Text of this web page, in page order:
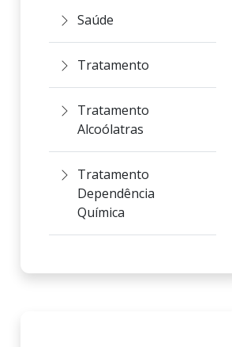
Saúde
Tratamento
Tratamento
Alcoólatras
Tratamento
Dependência
Química